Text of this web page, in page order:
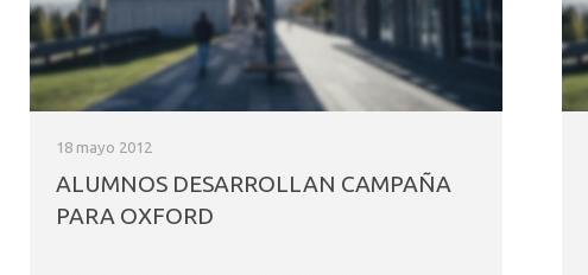
18 mayo 2012
ALUMNOS DESARROLLAN CAMPAÑA
PARA OXFORD